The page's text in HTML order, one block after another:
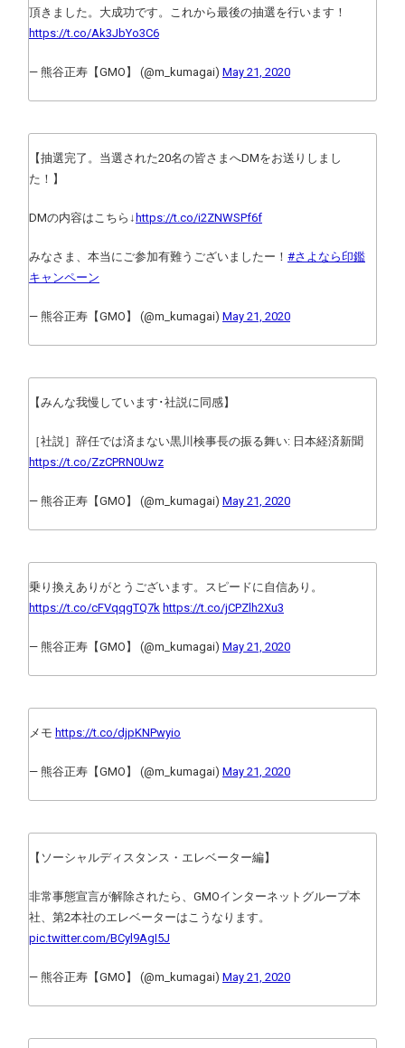
頂きました。大成功です。これから最後の抽選を行います！
https://t.co/Ak3JbYo3C6
— 熊谷正寿【GMO】 (@m_kumagai) May 21, 2020
【抽選完了。当選された20名の皆さまへDMをお送りしまし
た！】
DMの内容はこちら↓ https://t.co/i2ZNWSPf6f
みなさま、本当にご参加有難うございましたー！ #さよなら印鑑
キャンペーン
— 熊谷正寿【GMO】 (@m_kumagai) May 21, 2020
【みんな我慢しています･社説に同感】
［社説］辞任では済まない黒川検事長の振る舞い: 日本経済新聞
https://t.co/ZzCPRN0Uwz
— 熊谷正寿【GMO】 (@m_kumagai) May 21, 2020
乗り換えありがとうございます。スピードに自信あり。
https://t.co/cFVqqgTQ7k https://t.co/jCPZlh2Xu3
— 熊谷正寿【GMO】 (@m_kumagai) May 21, 2020
メモ https://t.co/djpKNPwyio
— 熊谷正寿【GMO】 (@m_kumagai) May 21, 2020
【ソーシャルディスタンス・エレベーター編】
非常事態宣言が解除されたら、GMOインターネットグループ本
社、第2本社のエレベーターはこうなります。
pic.twitter.com/BCyl9AgI5J
— 熊谷正寿【GMO】 (@m_kumagai) May 21, 2020